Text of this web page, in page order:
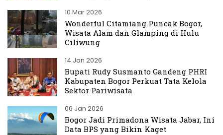
10 Mar 2026
Wonderful Citamiang Puncak Bogor,
Wisata Alam dan Glamping di Hulu
Ciliwung
14 Jan 2026
Bupati Rudy Susmanto Gandeng PHRI
Kabupaten Bogor Perkuat Tata Kelola
Sektor Pariwisata
06 Jan 2026
Bogor Jadi Primadona Wisata Jabar, Ini
Data BPS yang Bikin Kaget